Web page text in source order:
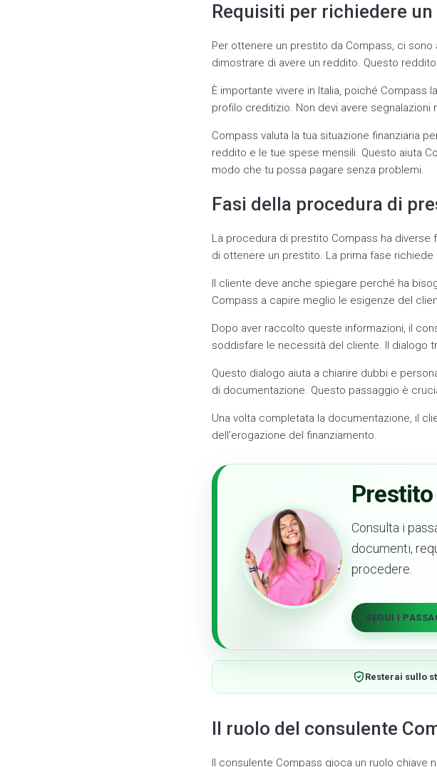
Requisiti per richiedere
Per ottenere un prestito da Compass, ci
dimostrare di avere un reddito. Questo
È importante vivere in Italia, poiché Compass
profilo creditizio. Non devi avere
Compass valuta la tua situazione finanziaria
reddito e le tue spese mensili. Questo aiuta
modo che tu possa pagare senza problemi.
Fasi della procedura di
La procedura di prestito Compass ha diverse
di ottenere un prestito. La prima fase
Il cliente deve anche spiegare perché ha
Compass a capire meglio le esigenze del
Dopo aver raccolto queste informazioni, il
soddisfare le necessità del cliente. Il dialogo
Questo dialogo aiuta a chiarire dubbi e
di documentazione. Questo passaggio è
Una volta completata la documentazione, il
dell’erogazione del finanziamento.
Consulta i
documenti,
procedere.
SEGUI I
Resterai sullo
Il ruolo del consulente
Il consulente Compass gioca un ruolo chiave